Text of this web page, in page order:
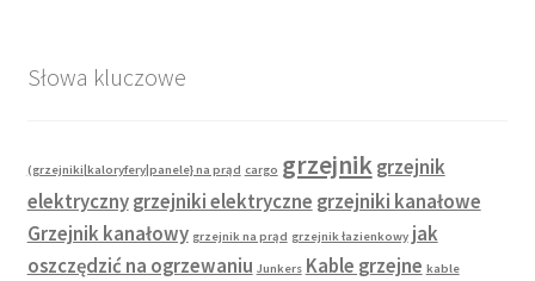
Słowa kluczowe
(grzejniki|kaloryfery|panele} na prąd cargo grzejnik grzejnik
elektryczny grzejniki elektryczne grzejniki kanałowe
Grzejnik kanałowy grzejnik na prąd grzejnik łazienkowy jak
oszczędzić na ogrzewaniu Junkers Kable grzejne kable